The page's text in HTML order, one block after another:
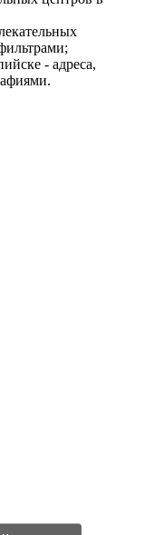
- адреса,